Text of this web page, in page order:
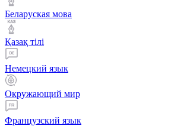
Беларуская мова
Қазақ тiлi
Немецкий язык
Окружающий мир
Французский язык